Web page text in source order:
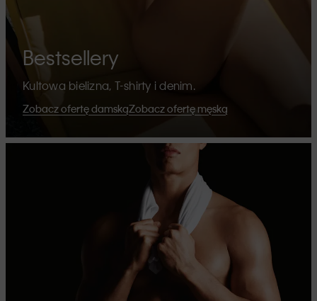
Bestsellery
Kultowa bielizna, T-shirty i denim.
Zobacz ofertę damskąZobacz ofertę męską